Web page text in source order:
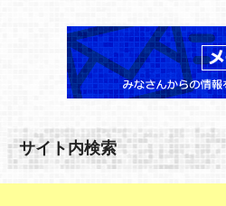
サイト内検索